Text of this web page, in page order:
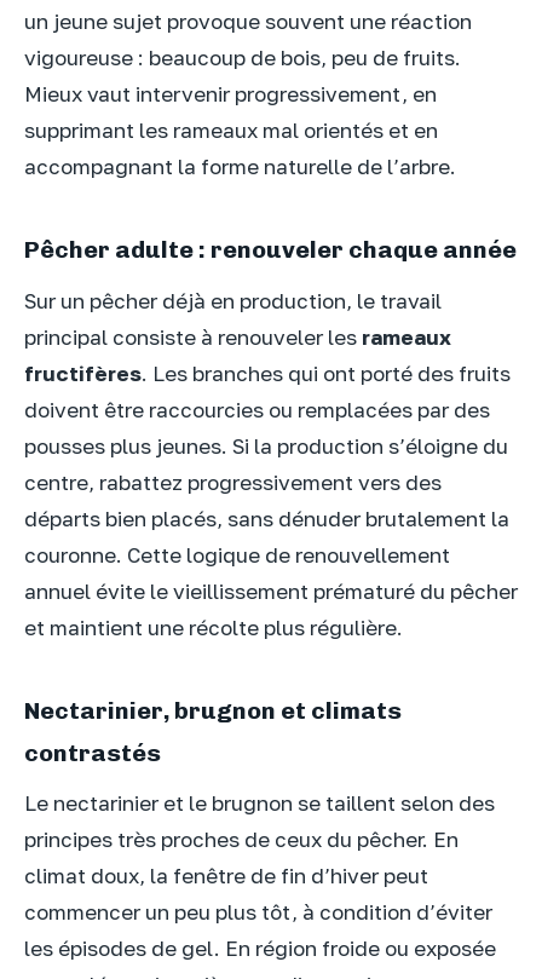
un jeune sujet provoque souvent une réaction
vigoureuse : beaucoup de bois, peu de fruits.
Mieux vaut intervenir progressivement, en
supprimant les rameaux mal orientés et en
accompagnant la forme naturelle de l’arbre.
Pêcher adulte : renouveler chaque année
Sur un pêcher déjà en production, le travail
principal consiste à renouveler les rameaux
fructifères. Les branches qui ont porté des fruits
doivent être raccourcies ou remplacées par des
pousses plus jeunes. Si la production s’éloigne du
centre, rabattez progressivement vers des
départs bien placés, sans dénuder brutalement la
couronne. Cette logique de renouvellement
annuel évite le vieillissement prématuré du pêcher
et maintient une récolte plus régulière.
Nectarinier, brugnon et climats
contrastés
Le nectarinier et le brugnon se taillent selon des
principes très proches de ceux du pêcher. En
climat doux, la fenêtre de fin d’hiver peut
commencer un peu plus tôt, à condition d’éviter
les épisodes de gel. En région froide ou exposée